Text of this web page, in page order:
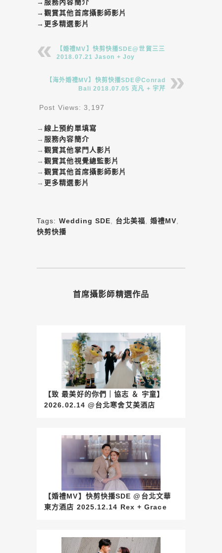
→ 服務內容簡介
→觀賞其他首席攝影師影片
→ 更多精選影片
【婚禮MV】快剪快播SDE@世貿三三
2018.07.21 Jason + Joy
【海外婚禮MV】快剪快播SDE＠Conrad
Bali 2018.07.05 克凡 + 宇芹
Post Views: 3,197
→線上預約單填寫
→ 服務內容簡介
→觀賞其他掌門人影片
→觀賞其他視覺總監影片
→觀賞其他首席攝影師影片
→ 更多精選影片
Tags: Wedding SDE 台北美福 ,婚禮MV
快剪快播
首席攝影師精選作品
【致 最美好的你們｜協志 ＆ 宇童】
2026.02.14 @台北寒舍艾美酒店
【婚禮MV】快剪快播SDE @台北文華
東方酒店 2025.12.14 Rex + Grace